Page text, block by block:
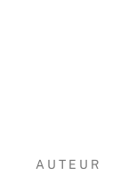
AUTEUR